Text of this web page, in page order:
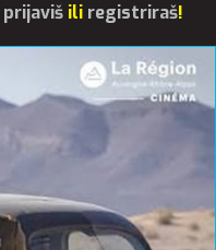
prijaviš ili registriraš!